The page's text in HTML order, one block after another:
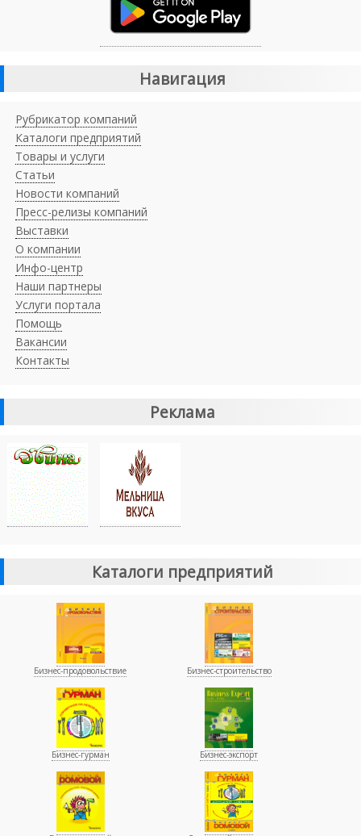
Навигация
Рубрикатор компаний
Каталоги предприятий
Товары и услуги
Статьи
Новости компаний
Пресс-релизы компаний
Выставки
О компании
Инфо-центр
Наши партнеры
Услуги портала
Помощь
Вакансии
Контакты
Реклама
Каталоги предприятий
Бизнес-продовольствие Бизнес-строительство
Бизнес-гурман Бизнес-экспорт